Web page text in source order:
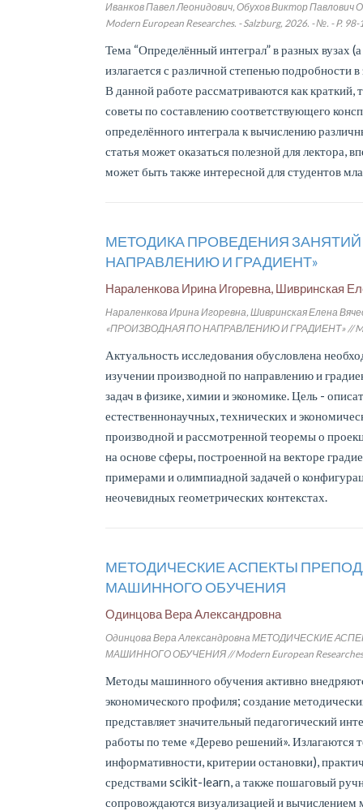
Иванков Павел Леонидович, Обухов Виктор
Modern European Researches. - Salzburg, 2026. - №. - P. 98-
Тема “Определённый интеграл” в разных вузах
излагается с различной степенью подробности
В данной работе рассматриваются как
советы по составлению соответствующего
определённого интеграла к вычислению
статья может оказаться полезной для
может быть также интересной для студентов
МЕТОДИКА ПРОВЕДЕНИЯ
НАПРАВЛЕНИЮ И ГРАДИЕНТ»
Нараленкова Ирина Игоревна, Шивринская
Нараленкова Ирина Игоревна, Шивринская Елена
«ПРОИЗВОДНАЯ ПО НАПРАВЛЕНИЮ И ГРАДИЕНТ» //
Актуальность исследования обусловлена
изучении производной по направлению и
задач в физике, химии и экономике. Цель -
естественнонаучных, технических и
производной и рассмотренной теоремы о
на основе сферы, построенной на векторе
примерами и олимпиадной задачей о
неочевидных геометрических контекстах.
МЕТОДИЧЕСКИЕ АСПЕКТЫ
МАШИННОГО ОБУЧЕНИЯ
Одинцова Вера Александровна
Одинцова Вера Александровна МЕТОДИЧЕСКИЕ
МАШИННОГО ОБУЧЕНИЯ // Modern European Researches.
Методы машинного обучения активно
экономического профиля; создание
представляет значительный педагогический
работы по теме «Дерево решений». Излагаются
информативности, критерии остановки),
средствами scikit-learn, а также пошаговый
сопровождаются визуализацией и вычислением